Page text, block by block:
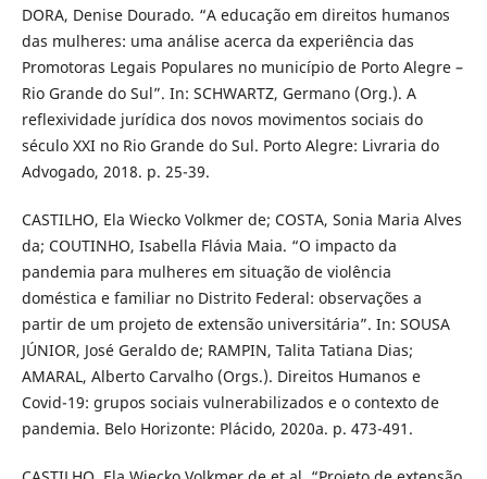
DORA, Denise Dourado. “A educação em direitos humanos
das mulheres: uma análise acerca da experiência das
Promotoras Legais Populares no município de Porto Alegre –
Rio Grande do Sul”. In: SCHWARTZ, Germano (Org.). A
reflexividade jurídica dos novos movimentos sociais do
século XXI no Rio Grande do Sul. Porto Alegre: Livraria do
Advogado, 2018. p. 25-39.
CASTILHO, Ela Wiecko Volkmer de; COSTA, Sonia Maria Alves
da; COUTINHO, Isabella Flávia Maia. “O impacto da
pandemia para mulheres em situação de violência
doméstica e familiar no Distrito Federal: observações a
partir de um projeto de extensão universitária”. In: SOUSA
JÚNIOR, José Geraldo de; RAMPIN, Talita Tatiana Dias;
AMARAL, Alberto Carvalho (Orgs.). Direitos Humanos e
Covid-19: grupos sociais vulnerabilizados e o contexto de
pandemia. Belo Horizonte: Plácido, 2020a. p. 473-491.